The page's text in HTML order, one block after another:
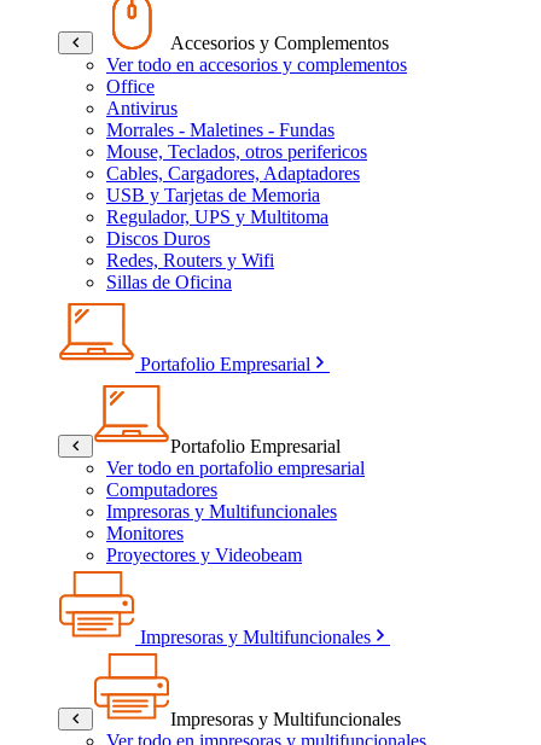
Accesorios y Complementos
Ver todo en accesorios y complementos
Office
Antivirus
Morrales - Maletines - Fundas
Mouse, Teclados, otros perifericos
Cables, Cargadores, Adaptadores
USB y Tarjetas de Memoria
Regulador, UPS y Multitoma
Discos Duros
Redes, Routers y Wifi
Sillas de Oficina
Portafolio Empresarial
Portafolio Empresarial
Ver todo en portafolio empresarial
Computadores
Impresoras y Multifuncionales
Monitores
Proyectores y Videobeam
Impresoras y Multifuncionales
Impresoras y Multifuncionales
Ver todo en impresoras y multifuncionales